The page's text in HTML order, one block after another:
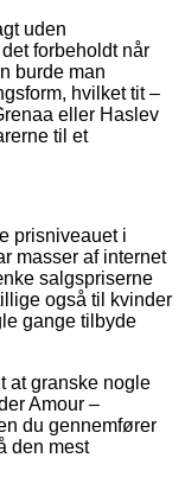
uden
forbeholdt når
burde man
hvilket tit –
eller Haslev
til et
prisniveauet i
masser af internet
salgspriserne
også til kvinder
gange tilbyde
at granske nogle
Amour –
du gennemfører
den mest